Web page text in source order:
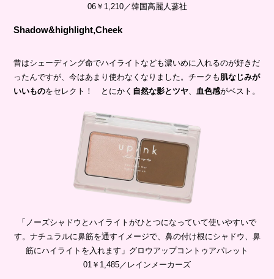
06￥1,210／韓国高麗人蔘社
Shadow&highlight,Cheek
昔はシェーディング命でハイライトなども濃いめに入れるのが好きだ
ったんですが、今はあまり使わなくなりました。チークも 肌なじみが
いいものをセレクト！ とにかく 自然な影とツヤ 血色感がベスト。
「ノーズシャドウとハイライトがひとつになっていて使いやすいで
す。ナチュラルに鼻筋を通すイメージで、鼻の付け根にシャドウ、鼻
筋にハイライトを入れます」グロウアップコントゥアパレット
01￥1,485／レインメーカーズ